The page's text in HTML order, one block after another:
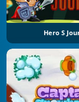
Hero S